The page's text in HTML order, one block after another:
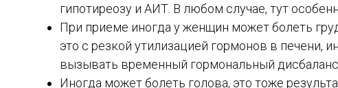
гипотиреозу и АИТ. В любом случае, тут
При приеме иногда у женщин может болеть
это с резкой утилизацией гормонов в печени,
вызывать временный гормональный дисбаланс.
Иногда может болеть голова, это тоже